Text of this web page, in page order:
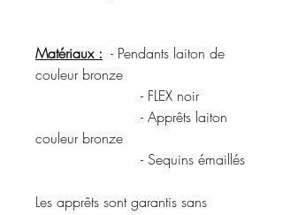
Matériaux : - Pendants laiton de
couleur bronze
- FLEX noir
- Apprêts laiton
couleur bronze
- Sequins émaillés
Les apprêts sont garantis sans